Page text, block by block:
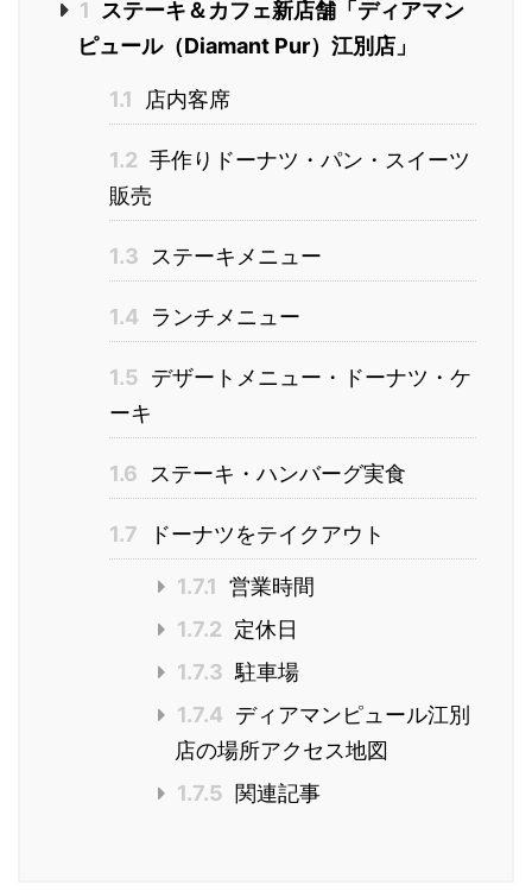
1
ステーキ＆カフェ新店舗「ディアマン
ピュール（Diamant Pur）江別店」
1.1 店内客席
1.2 手作りドーナツ・パン・スイーツ
販売
1.3 ステーキメニュー
1.4 ランチメニュー
1.5 デザートメニュー・ドーナツ・ケ
ーキ
1.6 ステーキ・ハンバーグ実食
1.7 ドーナツをテイクアウト
1.7.1 営業時間
1.7.2 定休日
1.7.3 駐車場
1.7.4 ディアマンピュール江別
店の場所アクセス地図
1.7.5
関連記事